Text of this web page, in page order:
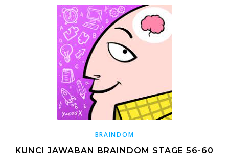
BRAINDOM
KUNCI JAWABAN BRAINDOM STAGE 56-60